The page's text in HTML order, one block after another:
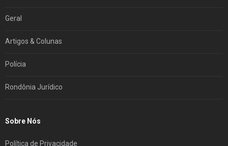
Geral
Artigos & Colunas
Polícia
Rondônia Jurídico
Sobre Nós
Política de Privacidade